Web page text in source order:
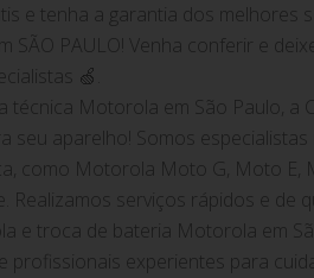
e tenha a garantia dos melhores
SÃO PAULO! Venha conferir e
🍏.
técnica Motorola em São Paulo, a
seu aparelho! Somos especialistas
como Motorola Moto G, Moto E,
serviços rápidos e de
e troca de bateria Motorola em
profissionais experientes para